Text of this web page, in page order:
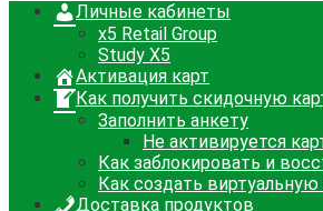
Личные кабинеты
x5 Retail Group
Study X5
Активация карт
Как получить скидочную
Заполнить анкету
Не активируется
Как заблокировать и
Как создать виртуальную
Доставка продуктов